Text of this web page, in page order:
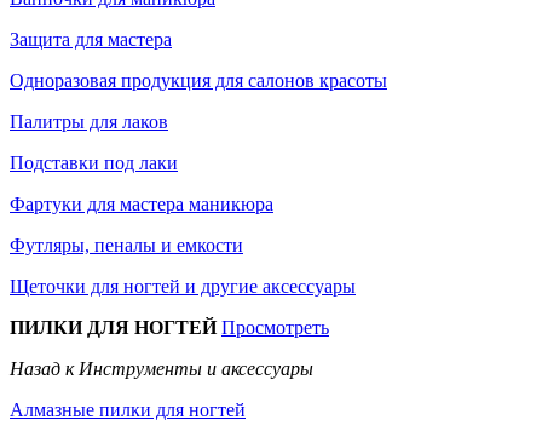
Защита для мастера
Одноразовая продукция для салонов красоты
Палитры для лаков
Подставки под лаки
Фартуки для мастера маникюра
Футляры, пеналы и емкости
Щеточки для ногтей и другие аксессуары
ПИЛКИ ДЛЯ НОГТЕЙПросмотреть
Назад к Инструменты и аксессуары
Алмазные пилки для ногтей